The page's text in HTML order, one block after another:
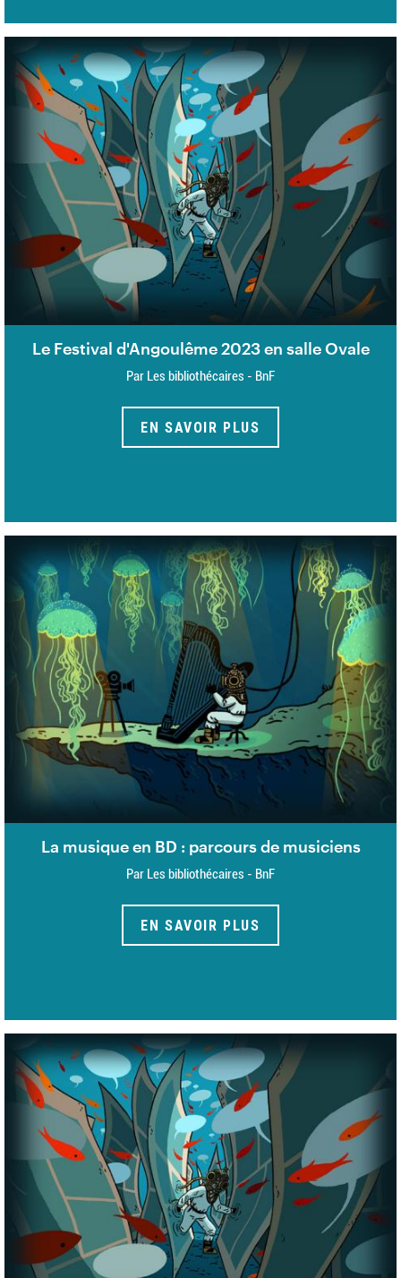
Le Festival d'Angoulême 2023 en salle Ovale
Par Les bibliothécaires - BnF
EN SAVOIR PLUS
La musique en BD : parcours de musiciens
Par Les bibliothécaires - BnF
EN SAVOIR PLUS